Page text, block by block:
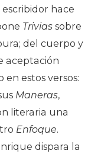
hace
Trivias sobre
del cuerpo y
aceptación
estos versos:
Maneras,
literaria una
Enfoque.
dispara la